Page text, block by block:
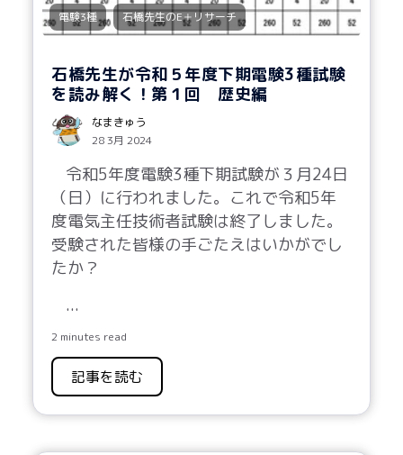
電験3種 , 石橋先生のE＋リサーチ
石橋先生が令和５年度下期電験3種試験
を読み解く！第１回 歴史編
なまきゅう
28 3月 2024
令和5年度電験3種下期試験が３月24日
（日）に行われました。これで令和5年
度電気主任技術者試験は終了しました。
受験された皆様の手ごたえはいかがでし
たか？
...
2 minutes read
記事を読む